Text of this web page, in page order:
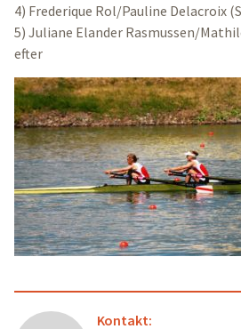
4) Frederique Rol/Pauline Delacroix
5) Juliane Elander Rasmussen/
efter
Kontakt: